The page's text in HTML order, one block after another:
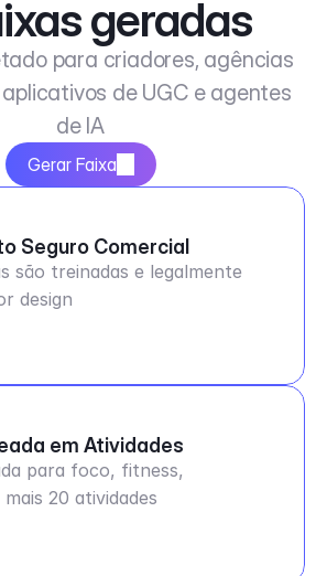
geradas
para criadores, agências
de UGC e agentes
de IA
Gerar Faixa
Seguro Comercial
são treinadas e legalmente
design
em Atividades
para foco, fitness,
20 atividades